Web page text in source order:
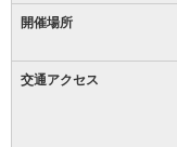
開催場所
交通アクセス